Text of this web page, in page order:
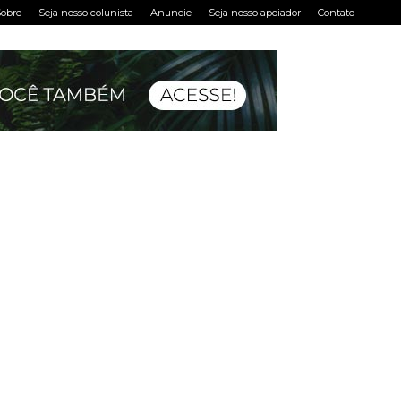
Seja nosso colunista Anuncie Seja nosso apoiador Contato